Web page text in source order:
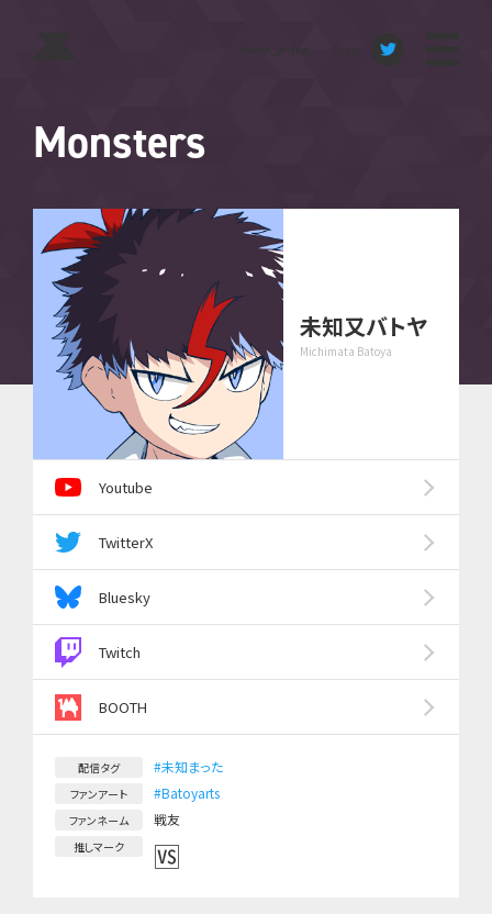
Monsters
未知又バトヤ
Michimata Batoya
Youtube
TwitterX
Bluesky
Twitch
BOOTH
配信タグ #未知まった
ファンアート #Batoyarts
ファンネーム 戦友
推しマーク 🆚